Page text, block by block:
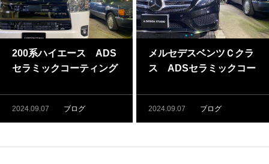
200系ハイエース ADS
セラミックコーティング
ーコーティングするなら
ADSへ）
2024.09.07 ブログ
メルセデスベンツＣクラ
ス ADSセラミックコー
ケ崎でカーコーティング
するならADSへ）
2024.09.07 ブログ